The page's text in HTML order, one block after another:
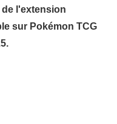
l'extension
sur Pokémon TCG